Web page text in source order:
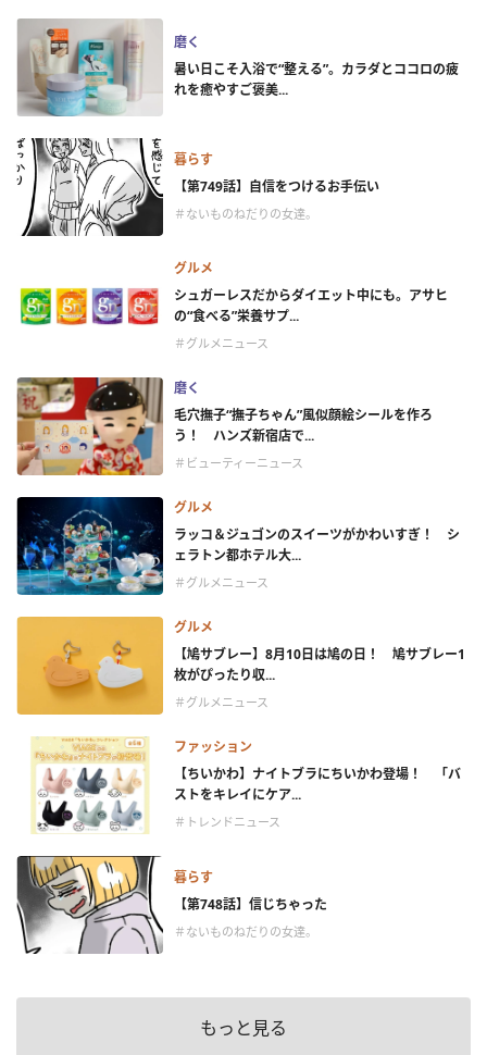
磨く
暑い日こそ入浴で“整える”。カラダとココロの疲
れを癒やすご褒美...
暮らす
【第749話】自信をつけるお手伝い
＃ないものねだりの女達。
グルメ
シュガーレスだからダイエット中にも。アサヒ
の“食べる”栄養サプ...
＃グルメニュース
磨く
毛穴撫子“撫子ちゃん”風似顔絵シールを作ろ
う！ ハンズ新宿店で...
＃ビューティーニュース
グルメ
ラッコ＆ジュゴンのスイーツがかわいすぎ！ シ
ェラトン都ホテル大...
＃グルメニュース
グルメ
【鳩サブレー】8月10日は鳩の日！ 鳩サブレー1
枚がぴったり収...
＃グルメニュース
ファッション
【ちいかわ】ナイトブラにちいかわ登場！ 「バ
ストをキレイにケア...
＃トレンドニュース
暮らす
【第748話】信じちゃった
＃ないものねだりの女達。
もっと見る